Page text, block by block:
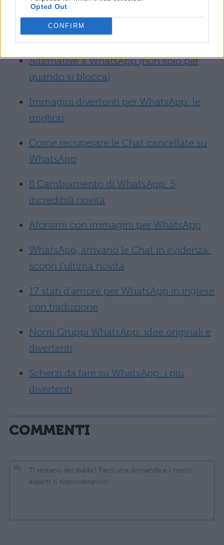
Opted Out
CONFIRM
su whatsapp
10 cose da non dire mai su WhatsApp
Alternative a WhatsApp (non solo per
quando si blocca)
Immagini divertenti per WhatsApp: le
migliori
Come recuperare le Chat cancellate su
WhatsApp
Il Cambiamento di WhatsApp: 5
incredibili novità
Aforismi con immagini per WhatsApp
WhatsApp, arrivano le Chat in evidenza:
scopri l'ultima novità
17 stati d'amore per WhatsApp in inglese
con traduzione
Nomi Gruppi WhatsApp: idee originali e
divertenti
Scherzi da fare su WhatsApp: i più
divertenti
COMMENTI